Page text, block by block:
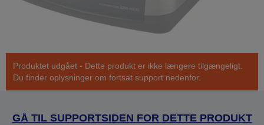
Produktet udgået - Dette produkt er ikke længere tilgængeligt.
Du finder oplysninger om fortsat support nedenfor.
GÅ TIL SUPPORTSIDEN FOR DETTE PRODUKT